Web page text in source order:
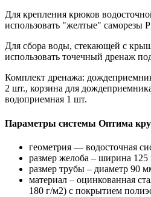
Для крепления крюков
использовать "желтые" саморезы
Для сбора воды, стекающей с
использовать точечный дренаж
Комплект дренажа:
2 шт., корзина для
водоприемная 1 шт.
Параметры системы Оптима
геометрия — водосточная
размер желоба – ширина
размер трубы – диаметр 90
материал – оцинкованная
180 г/м2) с покрытием